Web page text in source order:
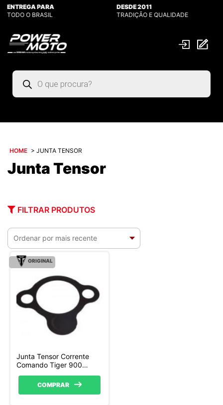
ENTREGA PARA
TODO O BRASIL
DESDE 2011
TRADIÇÃO E QUALIDADE
Pesquisar
produtos
HOME > JUNTA TENSOR
Junta Tensor
FILTRAR PRODUTOS
ORIGINAL
Junta Tensor Corrente
Comando Tiger 900
COMPRAR